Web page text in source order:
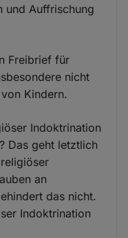
und Auffrischung
Freibrief für
nicht
Kindern.
Indoktrination
Das geht letztlich
an
das nicht.
Indoktrination